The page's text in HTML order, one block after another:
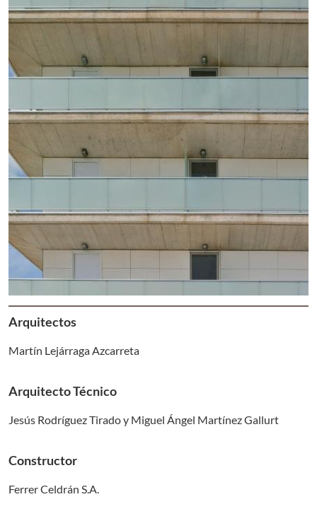
Arquitectos
Martín Lejárraga Azcarreta
Arquitecto Técnico
Jesús Rodríguez Tirado y Miguel Ángel Martínez Gallurt
Constructor
Ferrer Celdrán S.A.